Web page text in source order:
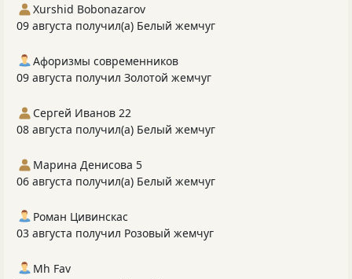
Xurshid Bobonazarov
09 августа получил(а) Белый жемчуг
Афоризмы современников
09 августа получил Золотой жемчуг
Сергей Иванов 22
08 августа получил(а) Белый жемчуг
Марина Денисова 5
06 августа получил(а) Белый жемчуг
Роман Цивинскас
03 августа получил Розовый жемчуг
Mh Fav